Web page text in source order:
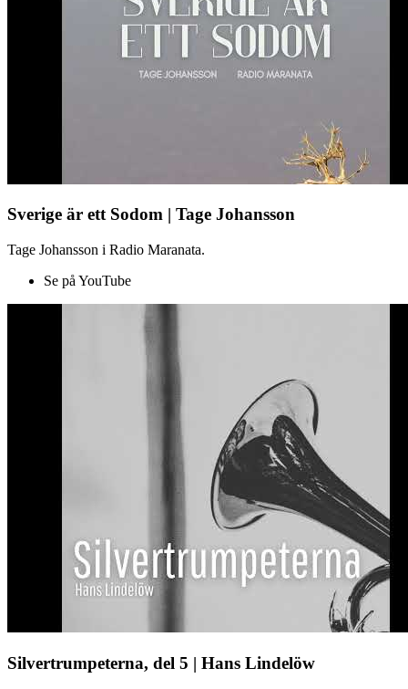
Sverige är ett Sodom | Tage Johansson
Tage Johansson i Radio Maranata.
Se på YouTube
Silvertrumpeterna, del 5 | Hans Lindelöw